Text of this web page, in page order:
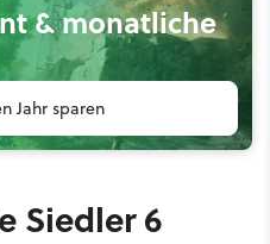
& monatliche
Jahr sparen
Siedler 6